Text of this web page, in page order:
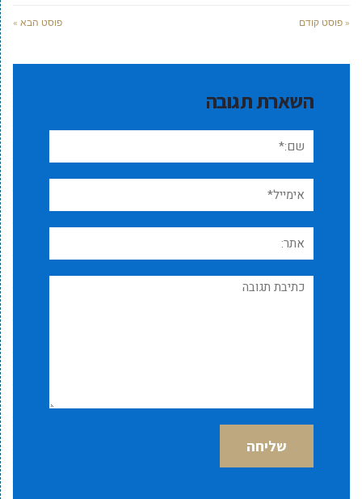
« פוסט קודם פוסט הבא »
השארת תגובה
שם:*
אימייל*
אתר:
תגובה